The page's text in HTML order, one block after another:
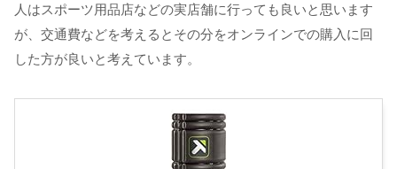
人はスポーツ用品店などの実店舗に行っても良いと思います
が、交通費などを考えるとその分をオンラインでの購入に回
した方が良いと考えています。